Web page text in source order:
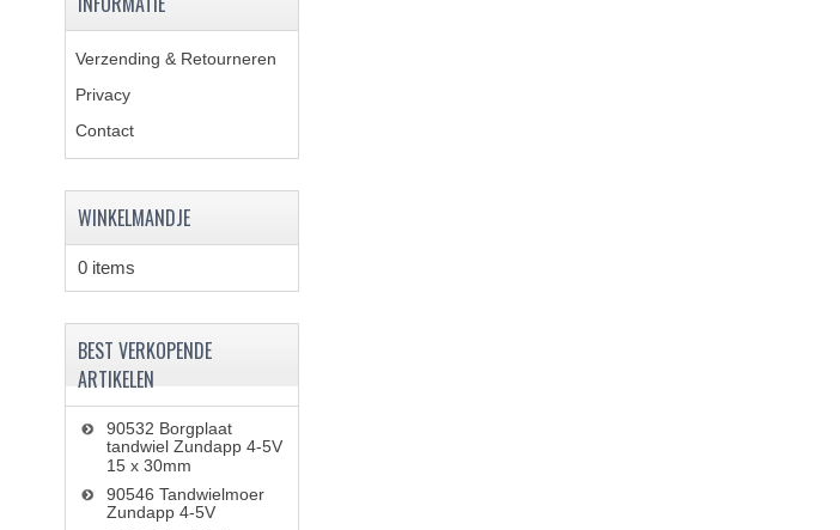
Verzending & Retourneren
Privacy
Contact
WINKELMANDJE
0 items
BEST VERKOPENDE
ARTIKELEN
90532 Borgplaat
tandwiel Zundapp 4-5V
15 x 30mm
90546 Tandwielmoer
Zundapp 4-5V